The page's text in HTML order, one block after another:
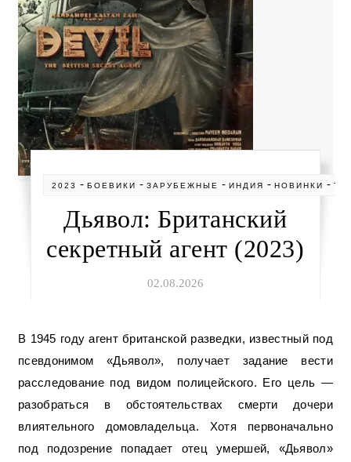
2023 -БОЕВИКИ -ЗАРУБЕЖНЫЕ -ИНДИЯ -НОВИНКИ -
Дьявол: Британский
секретный агент (2023)
02.08.2026
В 1945 году агент британской разведки, известный под
псевдонимом «Дьявол», получает задание вести
расследование под видом полицейского. Его цель —
разобраться в обстоятельствах смерти дочери
влиятельного домовладельца. Хотя первоначально
под подозрение попадает отец умершей, «Дьявол»